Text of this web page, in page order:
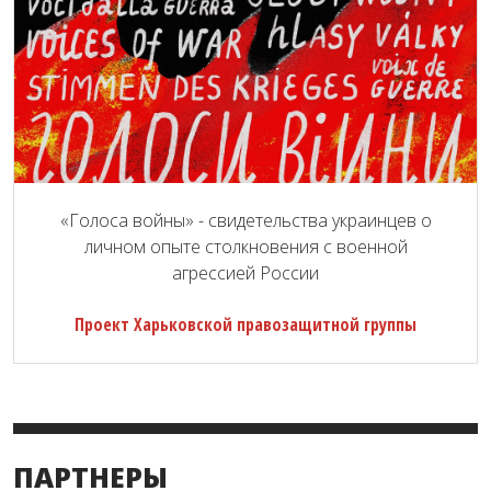
«Голоса войны» - свидетельства украинцев о
личном опыте столкновения с военной
агрессией России
Проект Харьковской правозащитной группы
ПАРТНЕРЫ